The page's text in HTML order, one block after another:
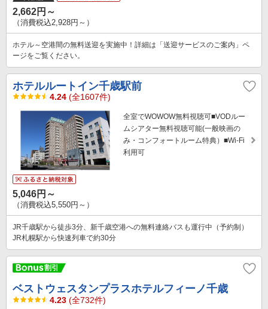
2,662円～
（消費税込2,928円～）
ホテル～空港間の無料送迎を実施中！詳細は「送迎サービスのご案内」ペ
ージをご覧ください。
ホテルルートイン千歳駅前
4.24 (全1607件)
全室でWOWOW無料視聴可■VODルー
ムシアター無料視聴可能(一般映画の
み・コンフォートルーム特典）■Wi-Fi
利用可
5,046円～
（消費税込5,550円～）
JR千歳駅から徒歩3分、新千歳空港への無料連絡バスも運行中（予約制）
JR札幌駅から快速列車で約30分
ベストウェスタンプラスホテルフィーノ千歳
4.23 (全732件)